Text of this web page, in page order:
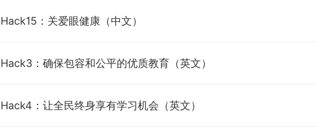
Hack15：关爱眼健康（中文）
Hack3：确保包容和公平的优质教育（英文）
Hack4：让全民终身享有学习机会（英文）